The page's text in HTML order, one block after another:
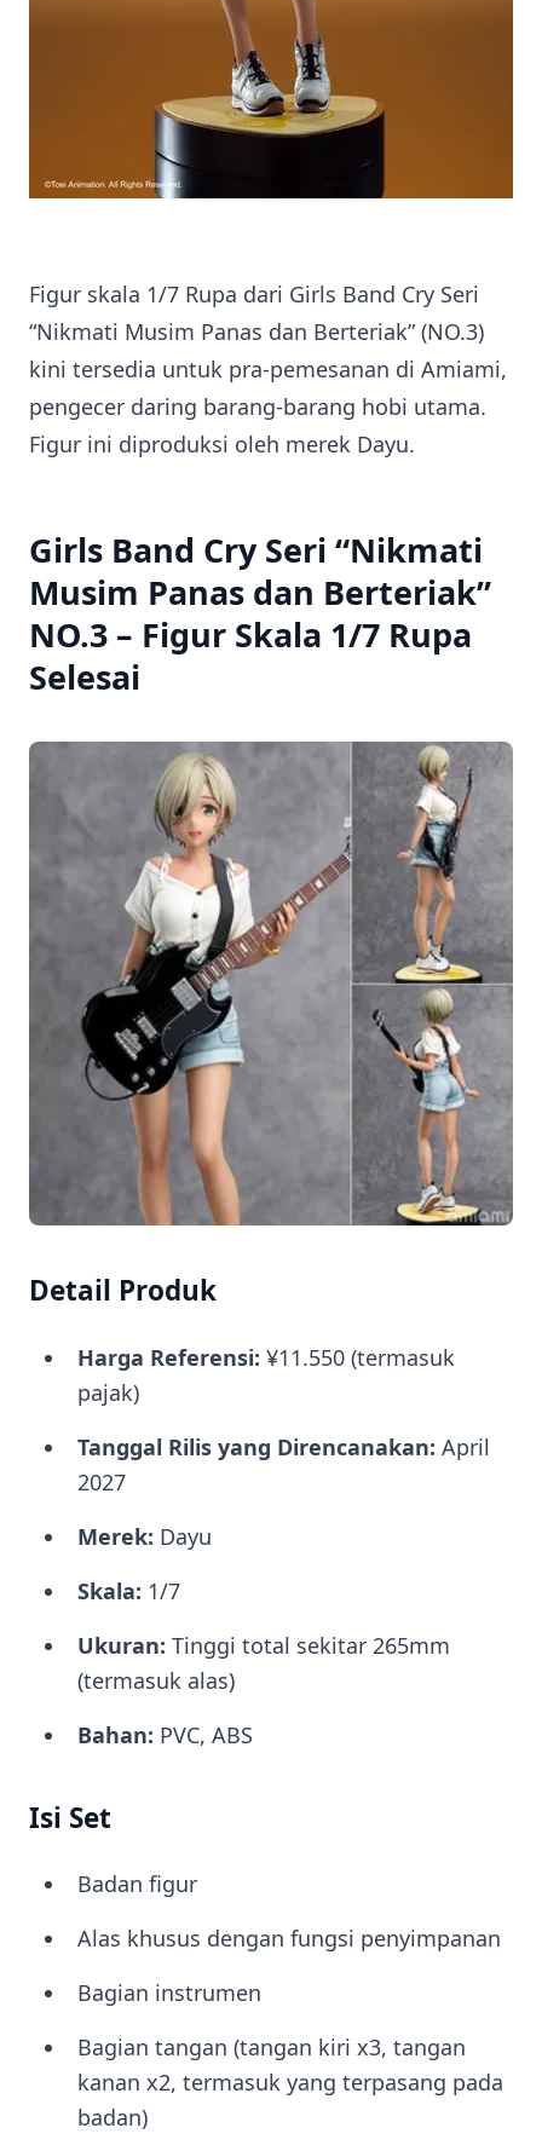
Figur skala 1/7 Rupa dari Girls Band Cry Seri
“Nikmati Musim Panas dan Berteriak” (NO.3)
kini tersedia untuk pra-pemesanan di Amiami,
pengecer daring barang-barang hobi utama.
Figur ini diproduksi oleh merek Dayu.
Girls Band Cry Seri “Nikmati
Musim Panas dan Berteriak”
NO.3 – Figur Skala 1/7 Rupa
Selesai
Detail Produk
Harga Referensi: ¥11.550 (termasuk
pajak)
Tanggal Rilis yang Direncanakan: April
2027
Merek: Dayu
Skala: 1/7
Ukuran: Tinggi total sekitar 265mm
(termasuk alas)
Bahan: PVC, ABS
Isi Set
Badan figur
Alas khusus dengan fungsi penyimpanan
Bagian instrumen
Bagian tangan (tangan kiri x3, tangan
kanan x2, termasuk yang terpasang pada
badan)